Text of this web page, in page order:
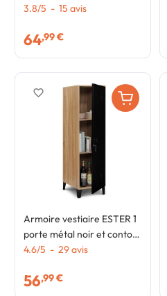
plateau bois design
3.8/5 - 15 avis
64,99 €
Armoire vestiaire ESTER 1
porte métal noir et contour
bois design industriel
4.6/5 - 29avis
56,99 €
favorite_border